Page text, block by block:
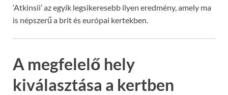
‘Atkinsii’ az egyik legsikeresebb ilyen eredmény, amely ma
is népszerű a brit és európai kertekben.
A megfelelő hely
kiválasztása a kertben